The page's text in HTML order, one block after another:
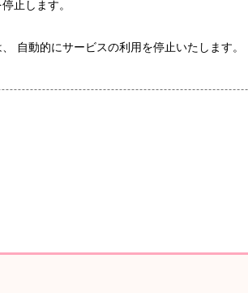
止します。
自動的にサービスの利用を停止いたします。